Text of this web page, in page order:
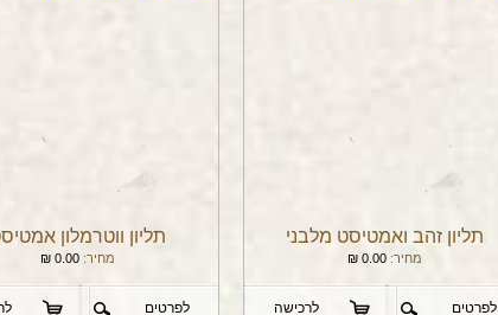
תליון זהב ואמטיסט מלבני
מחיר: 0.00
₪
לפרטים לרכישה
תליון ווטרמלון
מחיר: 0.00
₪
לפרטים